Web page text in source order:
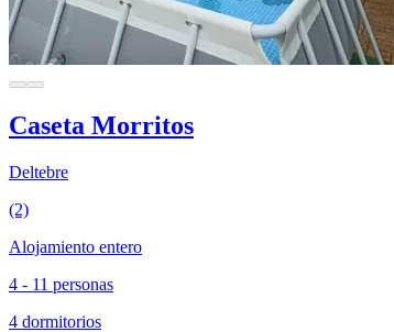
Caseta Morritos
Deltebre
(2)
Alojamiento entero
4 - 11 personas
4 dormitorios